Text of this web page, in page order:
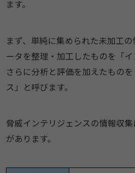
ます。
まず、単純に集められた未加工
ータを整理・加工したものを「イ
さらに分析と評価を加えたもの
ス」と呼びます。
脅威インテリジェンスの情報収
があります。